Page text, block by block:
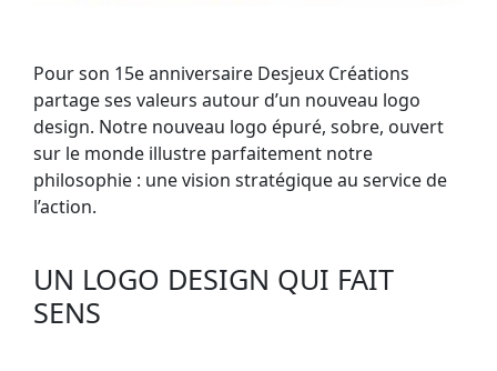
Pour son 15e anniversaire Desjeux Créations
partage ses valeurs autour d’un nouveau logo
design. Notre nouveau logo épuré, sobre, ouvert
sur le monde illustre parfaitement notre
philosophie : une vision stratégique au service de
l’action.
UN LOGO DESIGN QUI FAIT
SENS